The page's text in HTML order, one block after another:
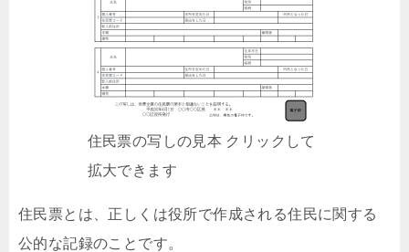
住民票の写しの見本 クリックして
拡大できます
住民票とは、正しくは役所で作成される住民に関する
公的な記録のことです。